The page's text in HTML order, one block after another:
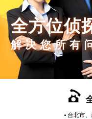
全方位侦
解决您所有
▪ 台北市